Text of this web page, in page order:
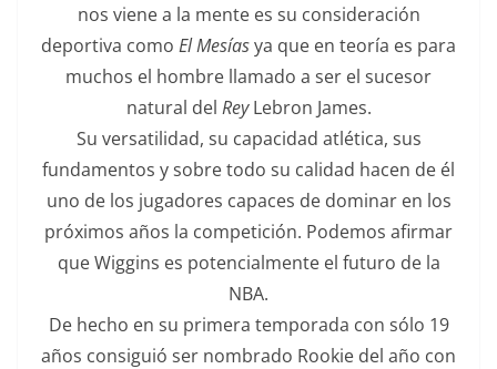
nos viene a la mente es su consideración
deportiva como El Mesíasya que en teoría es para
muchos el hombre llamado a ser el sucesor
natural del ReyLebron James.
Su versatilidad, su capacidad atlética, sus
fundamentos y sobre todo su calidad hacen de él
uno de los jugadores capaces de dominar en los
próximos años la competición. Podemos afirmar
que Wiggins es potencialmente el futuro de la
NBA.
De hecho en su primera temporada con sólo 19
años consiguió ser nombrado Rookie del año con